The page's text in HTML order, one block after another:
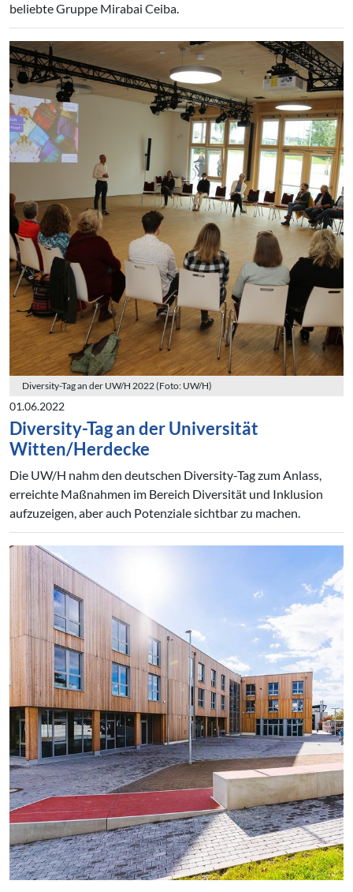
beliebte Gruppe Mirabai Ceiba.
Diversity-Tag an der UW/H 2022 (Foto: UW/H)
01.06.2022
Diversity-Tag an der Universität
Witten/Herdecke
Die UW/H nahm den deutschen Diversity-Tag zum Anlass,
erreichte Maßnahmen im Bereich Diversität und Inklusion
aufzuzeigen, aber auch Potenziale sichtbar zu machen.